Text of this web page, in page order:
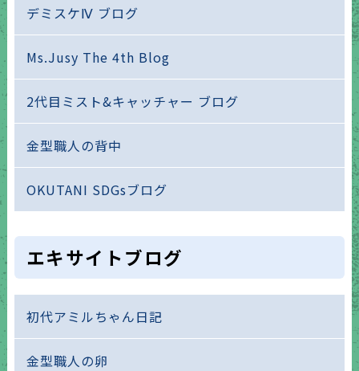
デミスケⅣ ブログ
Ms.Jusy The 4th Blog
2代目ミスト&キャッチャー ブログ
金型職人の背中
OKUTANI SDGsブログ
エキサイトブログ
初代アミルちゃん日記
金型職人の卵